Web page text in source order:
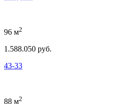
96 м2
1.588.050 руб.
43-33
88 м2